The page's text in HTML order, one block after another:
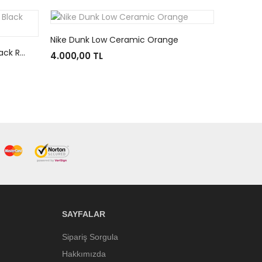
On Running Cloudswift 4 AD Black Rock
Nike Dunk Low Ceramic Orange
4.000,00 TL
SAYFALAR
Sipariş Sorgula
Hakkımızda